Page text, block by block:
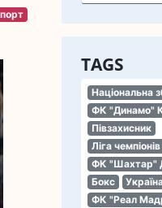
TAGS
Національна
ФК "Динамо"
Півзахисник
Ліга
ФК "Шахтар"
Бокс
ФК "Реал